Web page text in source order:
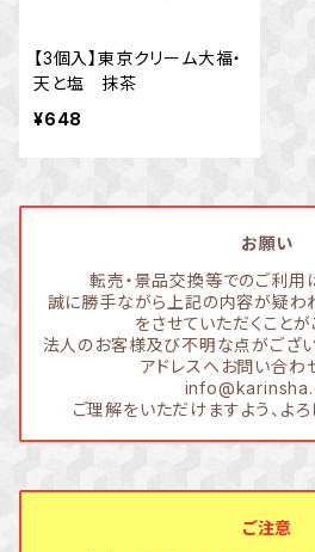
【3個入】東京クリーム大福・
天と塩 抹茶
¥648
お願い
転売・景品交換等でのご利用
誠に勝手ながら上記の内容が疑わ
をさせていただくことが
法人のお客様及び不明な点がござ
アドレスへお問い合わ
ご理解をいただけますよう、よろ
ご注意